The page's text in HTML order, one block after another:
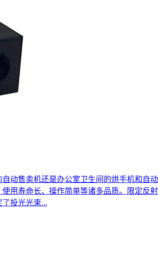
动售卖机还是办公室卫生间的烘手机和自
用寿命长、操作简单等诸多品质。限定反
投光光束...